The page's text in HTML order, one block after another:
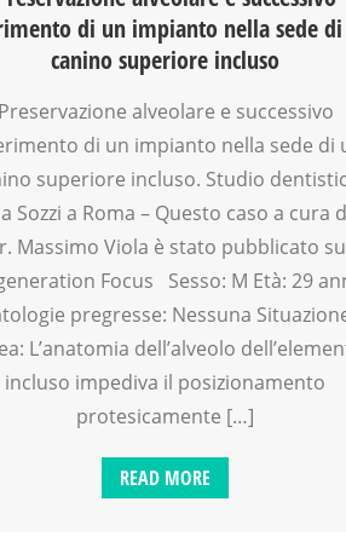
di un impianto nella sede
canino superiore incluso
Preservazione alveolare e successivo
di un impianto nella sede di
superiore incluso. Studio
Sozzi a Roma – Questo caso a cura
Massimo Viola è stato pubblicato su
Focus Sesso: M Età: 29
pregresse: Nessuna
L’anatomia dell’alveolo
incluso impediva il posizionamento
protesicamente […]
READ MORE